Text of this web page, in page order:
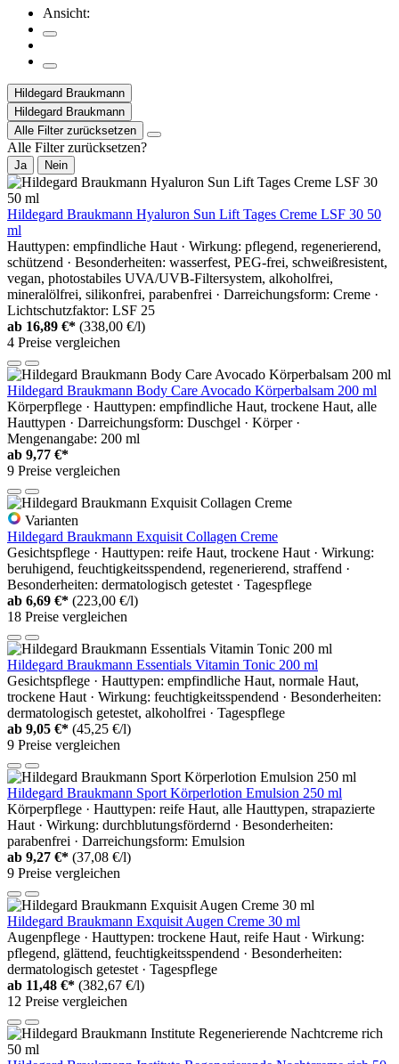
Ansicht:
Hildegard Braukmann
Hildegard Braukmann
Alle Filter zurücksetzen
Alle Filter zurücksetzen?
Ja Nein
Hildegard Braukmann Hyaluron Sun Lift Tages Creme LSF 30 50
ml
Hauttypen: empfindliche Haut · Wirkung: pflegend, regenerierend,
schützend · Besonderheiten: wasserfest, PEG-frei, schweißresistent,
vegan, photostabiles UVA/UVB-Filtersystem, alkoholfrei,
mineralölfrei, silikonfrei, parabenfrei · Darreichungsform: Creme ·
Lichtschutzfaktor: LSF 25
ab 16,89 €* (338,00 €/l)
4 Preise vergleichen
Hildegard Braukmann Body Care Avocado Körperbalsam 200 ml
Körperpflege · Hauttypen: empfindliche Haut, trockene Haut, alle
Hauttypen · Darreichungsform: Duschgel · Körper ·
Mengenangabe: 200 ml
ab 9,77 €*
9 Preise vergleichen
Varianten
Hildegard Braukmann Exquisit Collagen Creme
Gesichtspflege · Hauttypen: reife Haut, trockene Haut · Wirkung:
beruhigend, feuchtigkeitsspendend, regenerierend, straffend ·
Besonderheiten: dermatologisch getestet · Tagespflege
ab 6,69 €* (223,00 €/l)
18 Preise vergleichen
Hildegard Braukmann Essentials Vitamin Tonic 200 ml
Gesichtspflege · Hauttypen: empfindliche Haut, normale Haut,
trockene Haut · Wirkung: feuchtigkeitsspendend · Besonderheiten:
dermatologisch getestet, alkoholfrei · Tagespflege
ab 9,05 €* (45,25 €/l)
9 Preise vergleichen
Hildegard Braukmann Sport Körperlotion Emulsion 250 ml
Körperpflege · Hauttypen: reife Haut, alle Hauttypen, strapazierte
Haut · Wirkung: durchblutungsfördernd · Besonderheiten:
parabenfrei · Darreichungsform: Emulsion
ab 9,27 €* (37,08 €/l)
9 Preise vergleichen
Hildegard Braukmann Exquisit Augen Creme 30 ml
Augenpflege · Hauttypen: trockene Haut, reife Haut · Wirkung:
pflegend, glättend, feuchtigkeitsspendend · Besonderheiten:
dermatologisch getestet · Tagespflege
ab 11,48 €* (382,67 €/l)
12 Preise vergleichen